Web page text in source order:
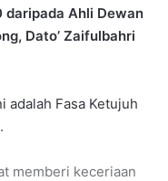
daripada Ahli Dewan
Dato’ Zaifulbahri
adalah Fasa Ketujuh
memberi keceriaan